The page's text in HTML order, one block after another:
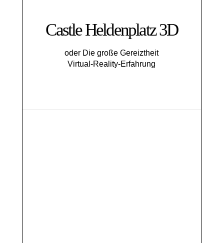
Castle Heldenplatz 3D
oder Die große Gereiztheit
Virtual-Reality-Erfahrung